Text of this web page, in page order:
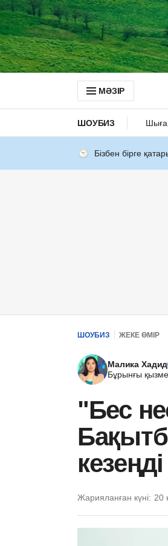
МӘЗІР
ШОУБИЗ
Бізбен бірге
ШОУБИЗ ЖЕКЕ ӨМІР
Малика Хадид
Бұрынғы
"Бес
Жарияланған күні: 20